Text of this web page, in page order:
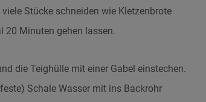
Stücke schneiden wie Kletzenbrote
20 Minuten gehen lassen.
die Teighülle mit einer Gabel einstechen.
Schale Wasser mit ins Backrohr